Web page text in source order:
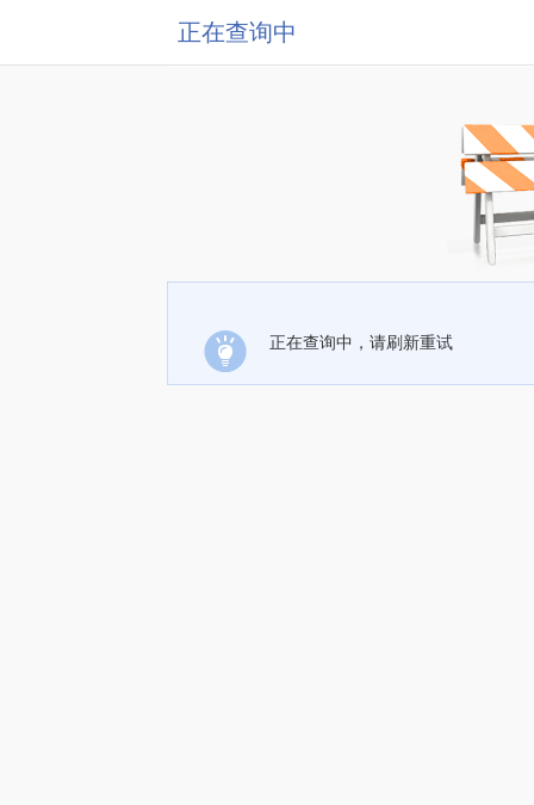
正在查询中
正在查询中，请刷新重试